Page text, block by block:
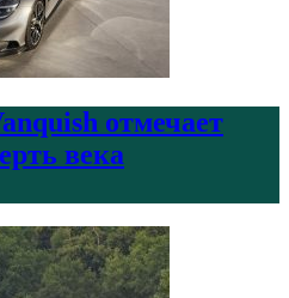
отмечает
века